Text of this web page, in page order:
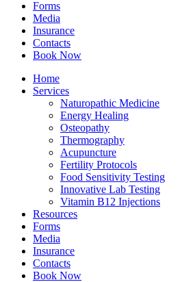
Forms
Media
Insurance
Contacts
Book Now
Home
Services
Naturopathic Medicine
Energy Healing
Osteopathy
Thermography
Acupuncture
Fertility Protocols
Food Sensitivity Testing
Innovative Lab Testing
Vitamin B12 Injections
Resources
Forms
Media
Insurance
Contacts
Book Now